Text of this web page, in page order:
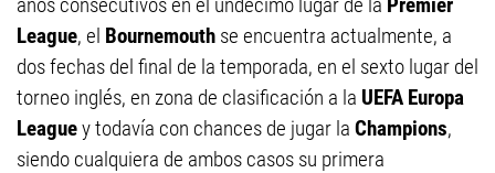
League, el Bournemouth se encuentra actualmente, a
dos fechas del final de la temporada, en el sexto lugar del
torneo inglés, en zona de clasificación a la UEFA Europa
Leaguey todavía con chances de jugar la Champions,
siendo cualquiera de ambos casos su primera